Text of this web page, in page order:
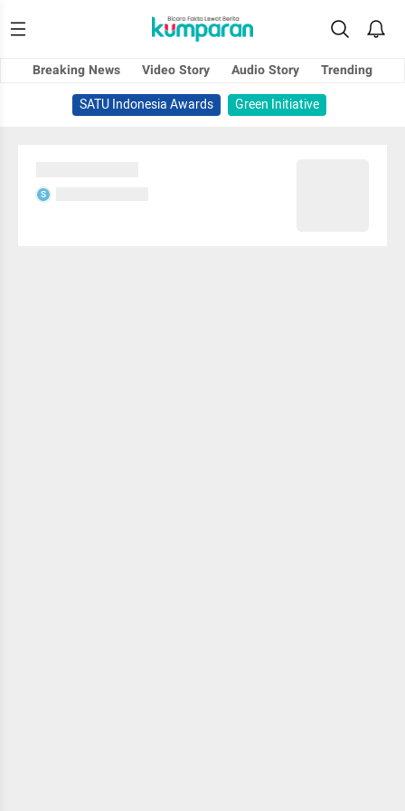
Breaking News Video Story Audio Story
Trending
SATU Indonesia Awards
Green Initiative
S